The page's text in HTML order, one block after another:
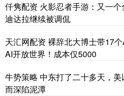
仟隽配资 火影忍者手游：又一
迪达拉继续被调侃
天汇网配资 裸辞北大博士带17
AI开放世界！成本仅5000
牛势策略 中东打了二十多天，
而深陷泥潭